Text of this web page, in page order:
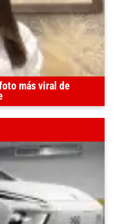
más viral de